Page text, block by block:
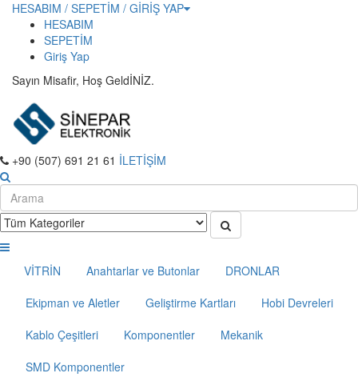
HESABIM / SEPETİM / GİRİŞ YAP
HESABIM
SEPETİM
Giriş Yap
Sayın Misafir, Hoş GeldİNİZ.
+90 (507) 691 21 61 İLETİŞİM
VİTRİN Anahtarlar ve Butonlar
DRONLAR
Ekipman ve Aletler
Geliştirme Kartları
Hobi Devreleri
Kablo Çeşitleri
Komponentler
Mekanik
SMD Komponentler